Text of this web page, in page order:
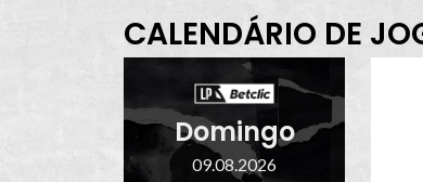
CALENDÁRIO DE
Domingo
09.08.2026